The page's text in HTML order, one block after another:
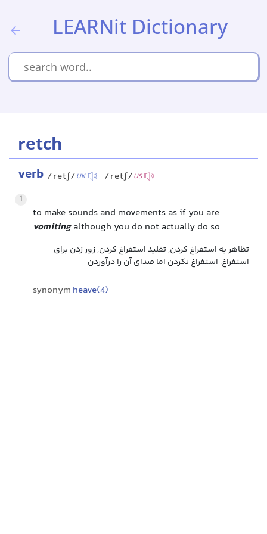
LEARNit Dictionary
retch
verb /retʃ/UK /retʃ/US
1
to make sounds and movements as if you are
vomitingalthough you do not actually do so
تظاهر به استفراغ کردن, تقلید استفراغ کردن, زور زدن برای
استفراغ, استفراغ نکردن اما صدای آن را درآوردن
synonym heave(4)